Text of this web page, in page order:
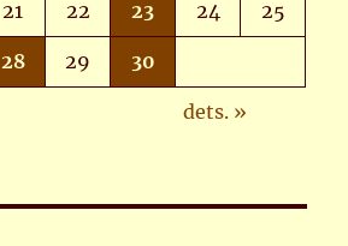
21 22 23 24 25
28 29 30
dets. »